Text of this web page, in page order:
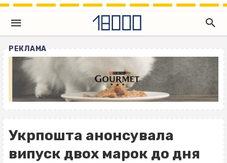
РЕКЛАМА
Укрпошта анонсувала
випуск двох марок до дня